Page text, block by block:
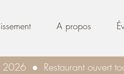
A propos
●  Restaurant ouvert